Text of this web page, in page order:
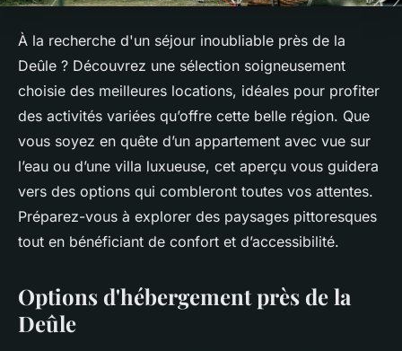
À la recherche d'un séjour inoubliable près de la
Deûle ? Découvrez une sélection soigneusement
choisie des meilleures locations, idéales pour profiter
des activités variées qu’offre cette belle région. Que
vous soyez en quête d’un appartement avec vue sur
l’eau ou d’une villa luxueuse, cet aperçu vous guidera
vers des options qui combleront toutes vos attentes.
Préparez-vous à explorer des paysages pittoresques
tout en bénéficiant de confort et d’accessibilité.
Options d'hébergement près de la
Deûle